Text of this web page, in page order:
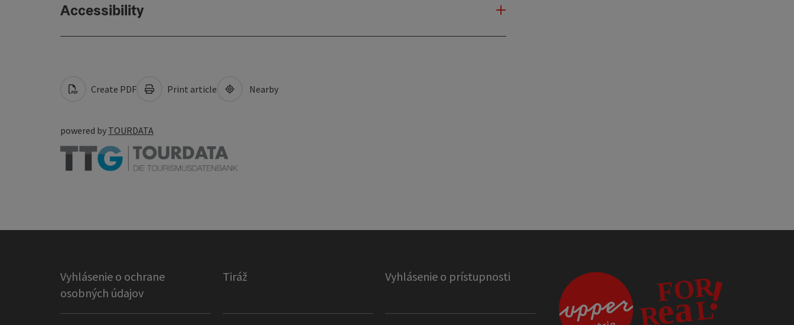
Accessibility
Create PDF Print article Nearby
powered by TOURDATA
Vyhlásenie o ochrane
osobných údajov
Tiráž Vyhlásenie o prístupnosti